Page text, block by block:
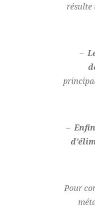
résulte
–
–
Pour